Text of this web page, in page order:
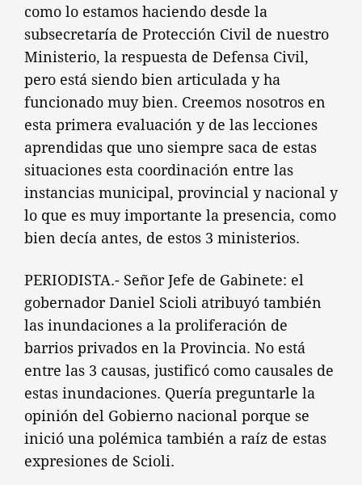
como lo estamos haciendo desde la
subsecretaría de Protección Civil de nuestro
Ministerio, la respuesta de Defensa Civil,
pero está siendo bien articulada y ha
funcionado muy bien. Creemos nosotros en
esta primera evaluación y de las lecciones
aprendidas que uno siempre saca de estas
situaciones esta coordinación entre las
instancias municipal, provincial y nacional y
lo que es muy importante la presencia, como
bien decía antes, de estos 3 ministerios.
PERIODISTA.- Señor Jefe de Gabinete: el
gobernador Daniel Scioli atribuyó también
las inundaciones a la proliferación de
barrios privados en la Provincia. No está
entre las 3 causas, justificó como causales de
estas inundaciones. Quería preguntarle la
opinión del Gobierno nacional porque se
inició una polémica también a raíz de estas
expresiones de Scioli.